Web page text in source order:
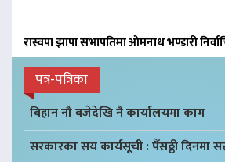
रास्वपा झापा सभापतिमा ओमनाथ भण्डारी
पत्र-पत्रिका
बिहान नौ बजेदेखि नै कार्यालयमा काम
सरकारका सय कार्यसूची : पैँसठ्ठी दिनमा